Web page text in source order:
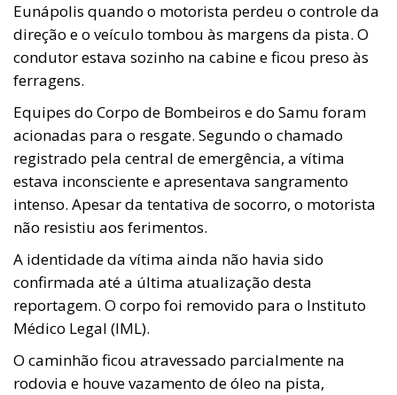
Eunápolis quando o motorista perdeu o controle da
direção e o veículo tombou às margens da pista. O
condutor estava sozinho na cabine e ficou preso às
ferragens.
Equipes do Corpo de Bombeiros e do Samu foram
acionadas para o resgate. Segundo o chamado
registrado pela central de emergência, a vítima
estava inconsciente e apresentava sangramento
intenso. Apesar da tentativa de socorro, o motorista
não resistiu aos ferimentos.
A identidade da vítima ainda não havia sido
confirmada até a última atualização desta
reportagem. O corpo foi removido para o Instituto
Médico Legal (IML).
O caminhão ficou atravessado parcialmente na
rodovia e houve vazamento de óleo na pista,